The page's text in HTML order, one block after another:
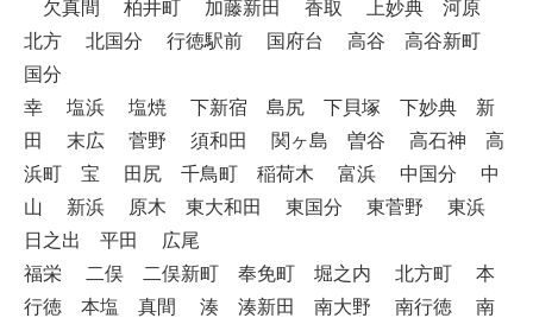
欠真間 柏井町 加藤新田 香取 上妙典 河原
北方 北国分 行徳駅前 国府台 高谷 高谷新町
国分
幸 塩浜 塩焼 下新宿 島尻 下貝塚 下妙典 新
田 末広 菅野 須和田 関ヶ島 曽谷 高石神 高
浜町 宝 田尻 千鳥町 稲荷木 富浜 中国分 中
山 新浜 原木 東大和田 東国分 東菅野 東浜
日之出 平田 広尾
福栄 二俣 二俣新町 奉免町 堀之内 北方町 本
行徳 本塩 真間 湊 湊新田 南大野 南行徳 南